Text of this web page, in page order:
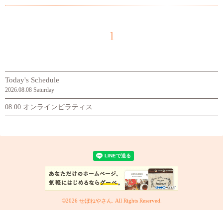
1
Today's Schedule
2026.08.08 Saturday
08:00 オンラインピラティス
©2026 せぼねやさん . All Rights Reserved.